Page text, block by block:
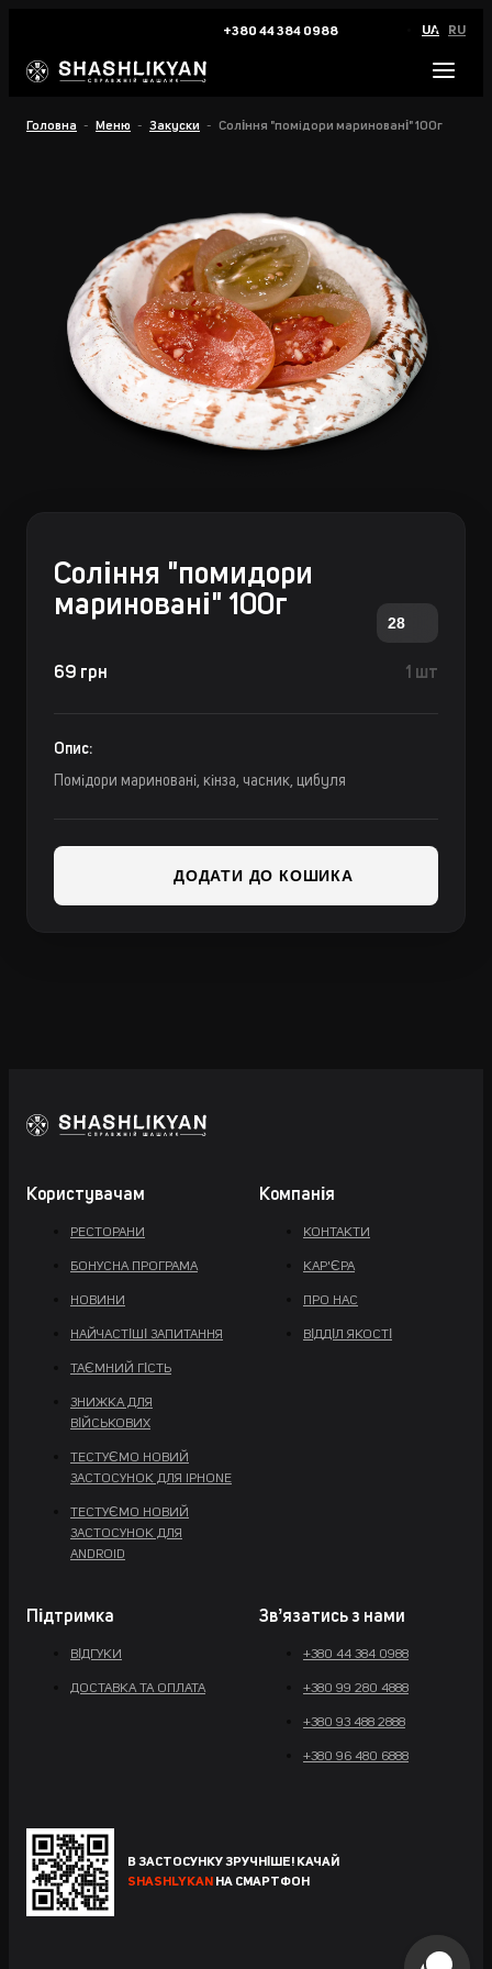
+380 44 384 0988 UA RU
Головна Меню Закуски Соління "помiдори мариновані" 100г
Соління "помидори
мариновані" 100г
28
69 грн 1 шт
Опис:
Помідори мариновані, кінза, часник, цибуля
ДОДАТИ ДО КОШИКА
Користувачам
РЕСТОРАНИ
БОНУСНА ПРОГРАМА
НОВИНИ
НАЙЧАСТІШІ ЗАПИТАННЯ
ТАЄМНИЙ ГІСТЬ
ЗНИЖКА ДЛЯ
ВІЙСЬКОВИХ
ТЕСТУЄМО НОВИЙ
ЗАСТОСУНОК ДЛЯ IPHONE
ТЕСТУЄМО НОВИЙ
ЗАСТОСУНОК ДЛЯ
ANDROID
Компанія
КОНТАКТИ
КАР'ЄРА
ПРО НАС
ВІДДІЛ ЯКОСТІ
Підтримка
ВІДГУКИ
ДОСТАВКА ТА ОПЛАТА
Звʼязатись з нами
+380 44 384 0988
+380 99 280 4888
+380 93 488 2888
+380 96 480 6888
В ЗАСТОСУНКУ ЗРУЧНІШЕ! КАЧАЙ
SHASHLYKAN НА СМАРТФОН